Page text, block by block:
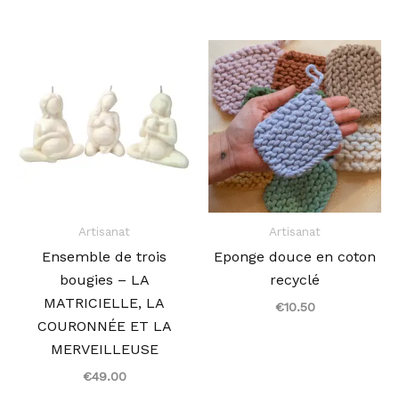
Artisanat
Ensemble de trois
bougies – LA
MATRICIELLE, LA
COURONNÉE ET LA
MERVEILLEUSE
€49.00
Artisanat
Eponge douce en coton
recyclé
€10.50